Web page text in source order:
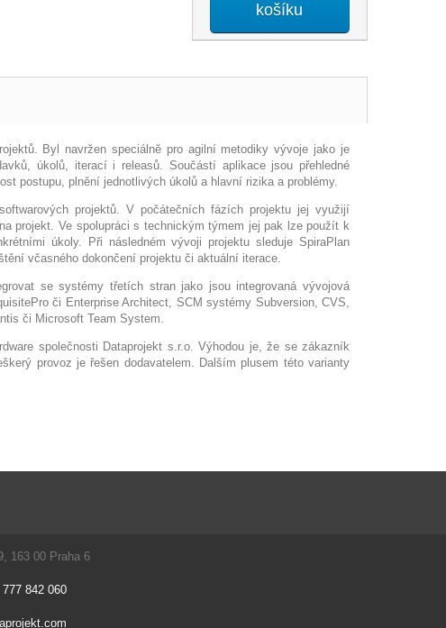
košíku
Byl navržen speciálně pro agilní metodiky vývoje jako je
úkolů, iterací i releasů. Součástí aplikace jsou přehledné
postupu, plnění jednotlivých úkolů a hlavní rizika a problémy.
projektů. V počátečních fázích projektu jej využijí
projekt. Ve spolupráci s technickým týmem jej pak lze použít k
úkoly. Při následném vývoji projektu sleduje SpiraPlan
včasného dokončení projektu či aktuální iterace.
se systémy třetích stran jako jsou integrovaná vývojová
či Enterprise Architect, SCM systémy Subversion, CVS,
či Microsoft Team System.
společnosti Dataprojekt s.r.o. Výhodou je, že se zákazník
provoz je řešen dodavatelem. Dalším plusem této varianty
163 00 Praha 6
842 060